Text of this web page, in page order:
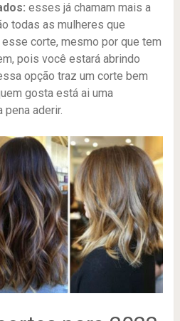
esses já chamam mais a
todas as mulheres que
corte, mesmo por que tem
pois você estará abrindo
opção traz um corte bem
gosta está ai uma
pena aderir.